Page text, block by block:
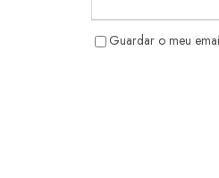
Guardar o meu